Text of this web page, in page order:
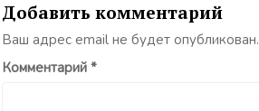
Добавить комментарий
Ваш адрес email не будет опубликован.
Комментарий *